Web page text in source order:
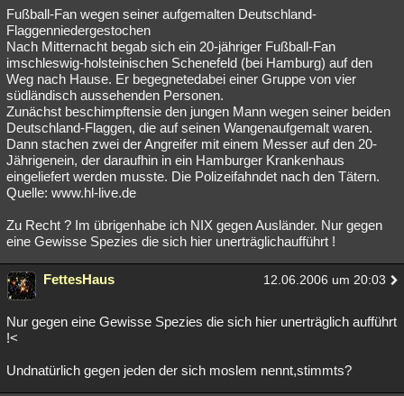
Fußball-Fan wegen seiner aufgemalten Deutschland-
Flaggenniedergestochen
Nach Mitternacht begab sich ein 20-jähriger Fußball-Fan
imschleswig-holsteinischen Schenefeld (bei Hamburg) auf den
Weg nach Hause. Er begegnetedabei einer Gruppe von vier
südländisch aussehenden Personen.
Zunächst beschimpftensie den jungen Mann wegen seiner beiden
Deutschland-Flaggen, die auf seinen Wangenaufgemalt waren.
Dann stachen zwei der Angreifer mit einem Messer auf den 20-
Jährigenein, der daraufhin in ein Hamburger Krankenhaus
eingeliefert werden musste. Die Polizeifahndet nach den Tätern.
Quelle: www.hl-live.de
Zu Recht ? Im übrigenhabe ich NIX gegen Ausländer. Nur gegen
eine Gewisse Spezies die sich hier unerträglichaufführt !
FettesHaus 12.06.2006 um 20:03
Nur gegen eine Gewisse Spezies die sich hier unerträglich aufführt
!<
Undnatürlich gegen jeden der sich moslem nennt,stimmts?